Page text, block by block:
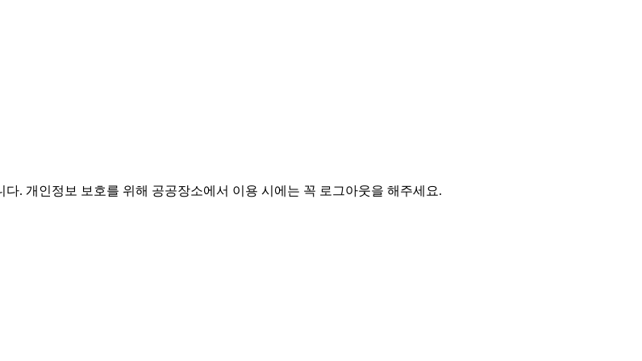
. 개인정보 보호를 위해 공공장소에서 이용 시에는 꼭 로그아웃을 해주세요.